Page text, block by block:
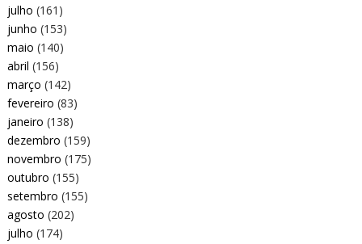
julho (161)
junho (153)
maio (140)
abril (156)
março (142)
fevereiro (83)
janeiro (138)
dezembro (159)
novembro (175)
outubro (155)
setembro (155)
agosto (202)
julho (174)